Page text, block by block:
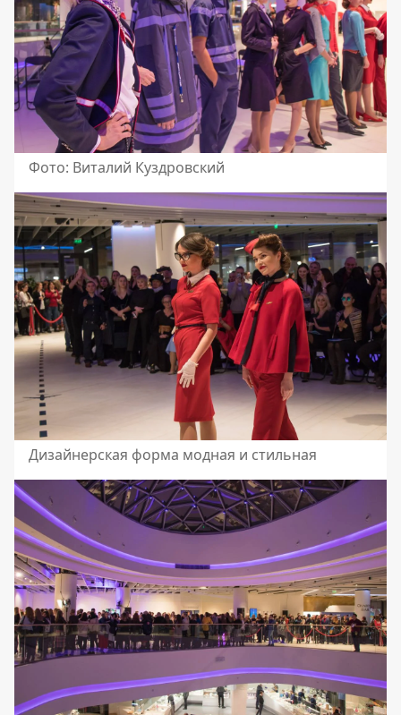
Фото: Виталий Куздровский
Дизайнерская форма модная и стильная